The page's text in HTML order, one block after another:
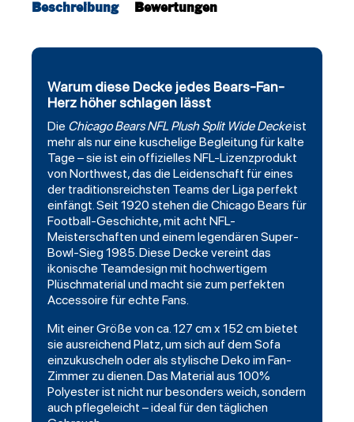
Beschreibung Bewertungen
Warum diese Decke jedes Bears-Fan-
Herz höher schlagen lässt
Die Chicago BearsNFL Plush Split WideDeckeist
mehr als nur eine kuschelige Begleitung für kalte
Tage – sie ist ein offizielles NFL-Lizenzprodukt
von Northwest, das die Leidenschaft für eines
der traditionsreichsten Teams der Liga perfekt
einfängt. Seit 1920 stehen die Chicago Bears für
Football-Geschichte, mit acht NFL-
Meisterschaften und einem legendären Super-
Bowl-Sieg 1985. Diese Decke vereint das
ikonische Teamdesign mit hochwertigem
Plüschmaterial und macht sie zum perfekten
Accessoire für echte Fans.
Mit einer Größe von ca. 127 cm x 152 cm bietet
sie ausreichend Platz, um sich auf dem Sofa
einzukuscheln oder als stylische Deko im Fan-
Zimmer zu dienen. Das Material aus 100%
Polyester ist nicht nur besonders weich, sondern
auch pflegeleicht – ideal für den täglichen